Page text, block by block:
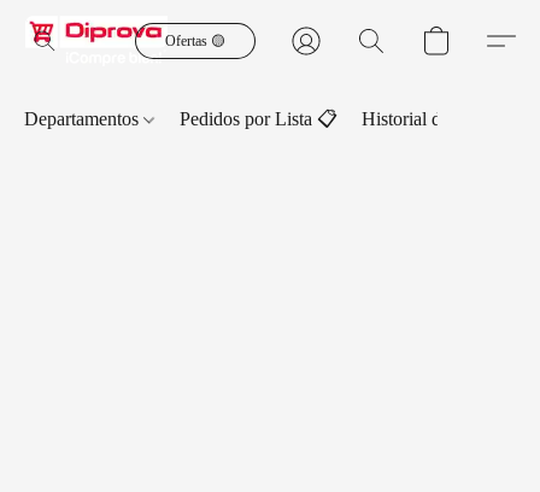
Ofertas 🟡
Departamentos Pedidos por Lista 📋 Historial de Pedidos